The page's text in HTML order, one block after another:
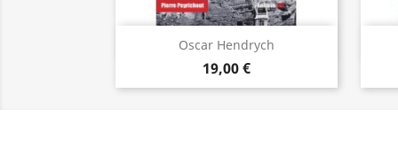
Oscar Hendrych
19,00 €
Быстрый просмотр